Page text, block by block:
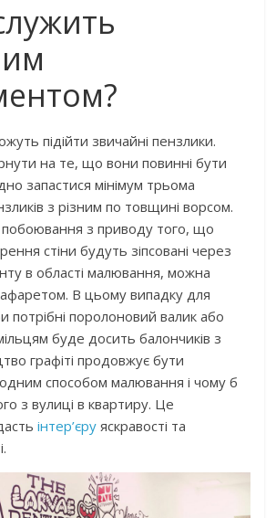
підійти звичайні пензлики.
на те, що вони повинні бути
запастися мінімум трьома
з різним по товщині ворсом.
з приводу того, що
стіни будуть зіпсовані через
в області малювання, можна
В цьому випадку для
потрібні поролоновий валик або
буде досить балончиків з
графіті продовжує бути
способом малювання і чому б
з вулиці в квартиру. Це
інтер’єру яскравості та